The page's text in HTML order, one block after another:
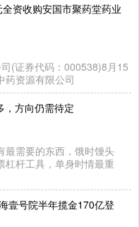
资收购安国市聚药堂药业
(证券代码：000538)8月15
药资源有限公司
，方向仍需待定
最需要的东西，饿时馒头
杠杆工具，单身时情最重
壹号院半年揽金170亿登